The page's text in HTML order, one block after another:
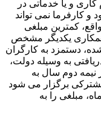
و یا خدماتی در
کارفرما نمی تواند
کمترین مبلغی
همکاری یکدیگر مشخص
دستمزد به کارگران
به وسیله دولت،
دوم سال به
برگزار می شود
مبلغی را به